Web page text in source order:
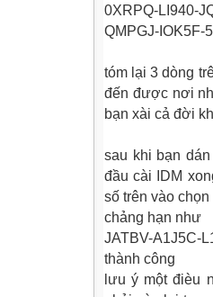
0XRPQ-LI940-
QMPGJ-IOK5F-
tóm lại 3 dòng
đến được nơi
bạn xài cả đời
sau khi bạn
đầu cài IDM
số trên vào
chảng hạn như
JATBV-A1J5C-
thành công
lưu ý một đièu